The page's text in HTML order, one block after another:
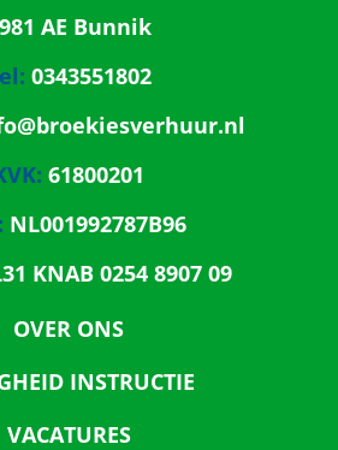
AE Bunnik
0343551802
61800201
NL001992787B96
KNAB 0254 8907 09
OVER ONS
INSTRUCTIE
VACATURES